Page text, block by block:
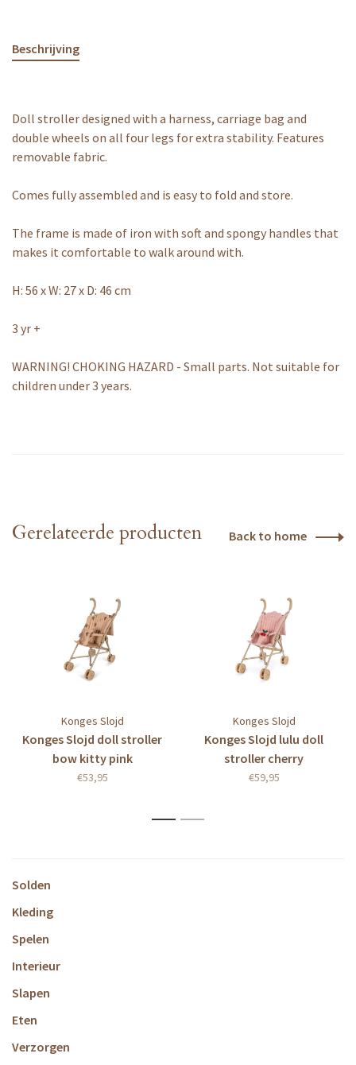
Beschrijving
Doll stroller designed with a harness, carriage bag and
double wheels on all four legs for extra stability. Features
removable fabric.
Comes fully assembled and is easy to fold and store.
The frame is made of iron with soft and spongy handles that
makes it comfortable to walk around with.
H: 56 x W: 27 x D: 46 cm
3 yr +
WARNING! CHOKING HAZARD - Small parts. Not suitable for
children under 3 years.
Gerelateerde producten Back to home
Konges Slojd
Konges Slojd doll stroller
bow kitty pink
€53,95
Konges Slojd
Konges Slojd lulu doll
stroller cherry
€59,95
1 2
Solden
Kleding
Spelen
Interieur
Slapen
Eten
Verzorgen